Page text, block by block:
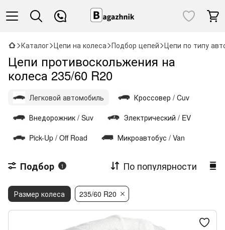
Каталог Цепи на колеса Подбор цепей Цепи по типу
Цепи противоскольжения на
колеса 235/60 R20
Легковой автомобиль
Кроссовер / Cuv
Внедорожник / Suv
Электрический / EV
Pick-Up / Off Road
Микроавтобус / Van
Подбор 1 По популярности
Размер колеса 235/60 R20